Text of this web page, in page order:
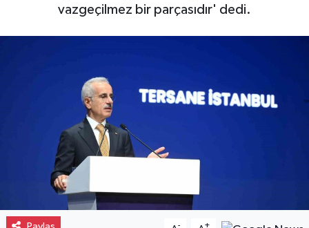
vazgeçilmez bir parçasıdır' dedi.
- +